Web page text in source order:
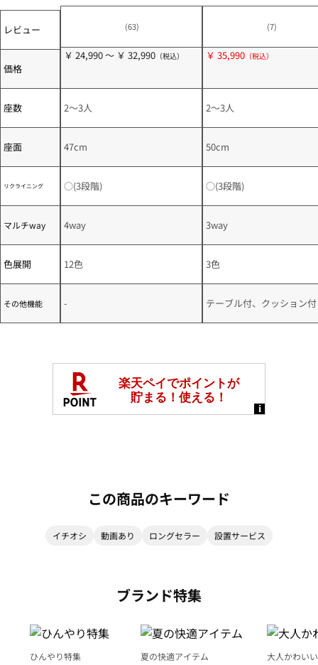
レビュー
価格
座数
座面
リクライニング
マルチway
色展開
その他機能
(63)
￥ 24,990 ～ ￥ 32,990
2～3人
47cm
○(3段階)
4way
12色
-
(7)
￥ 35,990
2～3人
50cm
○(3段階)
3way
3色
テーブル付、クッション付
この商品のキーワード
イチオシ 動画あり ロングセラー 設置サービス
ブランド特集
ひんやり特集 夏の快適アイテム 大人かわい